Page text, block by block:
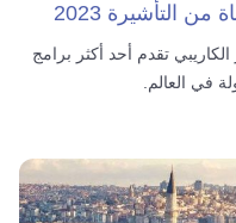
التأشيرة 2023
تقدم أحد أكثر برامج
في العالم.